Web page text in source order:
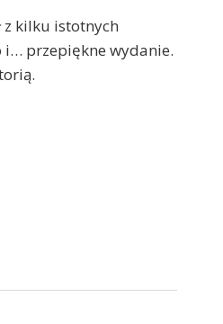
z kilku istotnych
i… przepiękne wydanie.